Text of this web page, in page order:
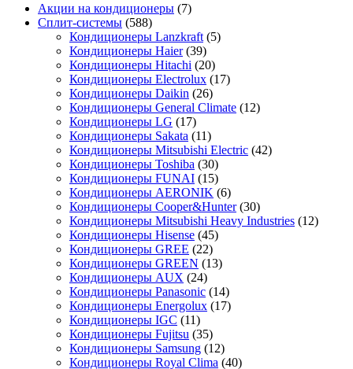
Акции на кондиционеры (7)
Сплит-системы (588)
Кондиционеры Lanzkraft (5)
Кондиционеры Haier (39)
Кондиционеры Hitachi (20)
Кондиционеры Electrolux (17)
Кондиционеры Daikin (26)
Кондиционеры General Climate (12)
Кондиционеры LG (17)
Кондиционеры Sakata (11)
Кондиционеры Mitsubishi Electric (42)
Кондиционеры Toshiba (30)
Кондиционеры FUNAI (15)
Кондиционеры AERONIK (6)
Кондиционеры Cooper&Hunter (30)
Кондиционеры Mitsubishi Heavy Industries (12)
Кондиционеры Hisense (45)
Кондиционеры GREE (22)
Кондиционеры GREEN (13)
Кондиционеры AUX (24)
Кондиционеры Panasonic (14)
Кондиционеры Energolux (17)
Кондиционеры IGC (11)
Кондиционеры Fujitsu (35)
Кондиционеры Samsung (12)
Кондиционеры Royal Clima (40)